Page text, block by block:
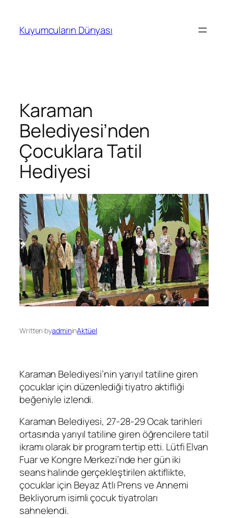
Kuyumcuların Dünyası
Karaman
Belediyesi’nden
Çocuklara Tatil
Hediyesi
Written byadmininAktüel
Karaman Belediyesi’nin yarıyıl tatiline giren
çocuklar için düzenlediği tiyatro aktifliği
beğeniyle izlendi.
Karaman Belediyesi, 27-28-29 Ocak tarihleri
ortasında yarıyıl tatiline giren öğrencilere tatil
ikramı olarak bir program tertip etti. Lütfi Elvan
Fuar ve Kongre Merkezi’nde her gün iki
seans halinde gerçekleştirilen aktiflikte,
çocuklar için Beyaz Atlı Prens ve Annemi
Bekliyorum isimli çocuk tiyatroları
sahnelendi.